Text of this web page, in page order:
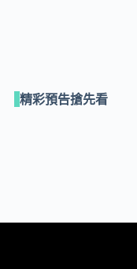
精彩預告搶先看